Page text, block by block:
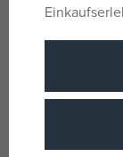
Taf Toys Fantasy
Aktivitätsbuch
24,99 €